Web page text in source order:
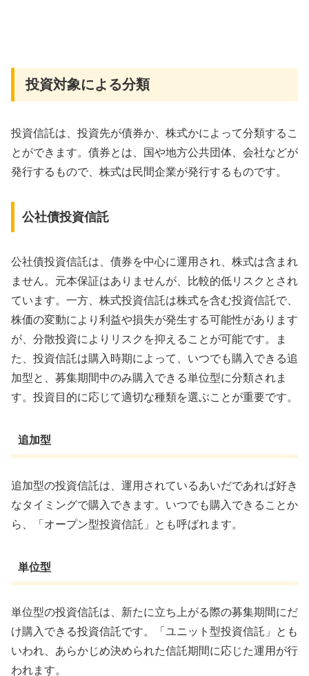
投資対象による分類
投資信託は、投資先が債券か、株式かによって分類するこ
とができます。債券とは、国や地方公共団体、会社などが
発行するもので、株式は民間企業が発行するものです。
公社債投資信託
公社債投資信託は、債券を中心に運用され、株式は含まれ
ません。元本保証はありませんが、比較的低リスクとされ
ています。一方、株式投資信託は株式を含む投資信託で、
株価の変動により利益や損失が発生する可能性があります
が、分散投資によりリスクを抑えることが可能です。ま
た、投資信託は購入時期によって、いつでも購入できる追
加型と、募集期間中のみ購入できる単位型に分類されま
す。投資目的に応じて適切な種類を選ぶことが重要です。
追加型
追加型の投資信託は、運用されているあいだであれば好き
なタイミングで購入できます。いつでも購入できることか
ら、「オープン型投資信託」とも呼ばれます。
単位型
単位型の投資信託は、新たに立ち上がる際の募集期間にだ
け購入できる投資信託です。「ユニット型投資信託」とも
いわれ、あらかじめ決められた信託期間に応じた運用が行
われます。